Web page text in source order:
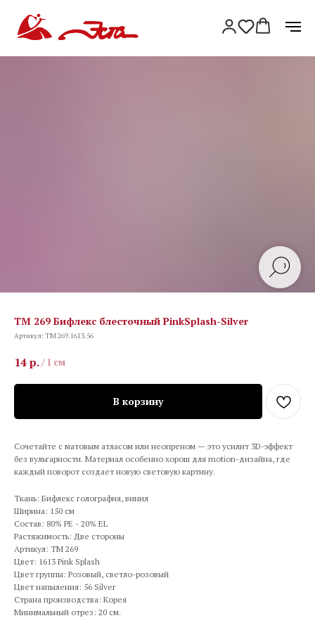
TM 269 Бифлекс блесточный PinkSplash-Silver
Артикул:TM 269.1613.56
14р./ 1 см
В корзину
Сочетайте с матовым атласом или неопреном — это усилит 3D-эффект
без вульгарности. Материал особенно хорош для motion-дизайна, где
каждый поворот создает новую световую картину.
Ткань: Бифлекс голография, винил
Ширина: 150 см
Состав: 80% PE - 20% EL
Растяжимость: Две стороны
Артикул: TM 269
Цвет: 1613 Pink Splash
Цвет группы: Розовый, светло-розовый
Цвет напыления: 56 Silver
Страна производства: Корея
Минимальный отрез: 20 см.